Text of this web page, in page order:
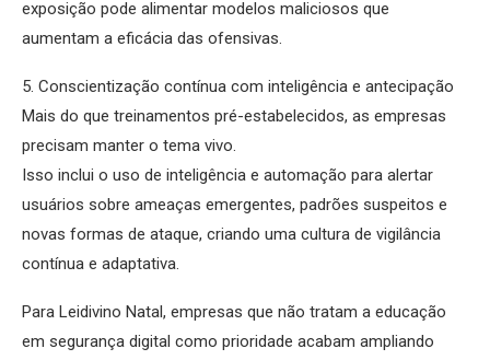
exposição pode alimentar modelos maliciosos que
aumentam a eficácia das ofensivas.
5. Conscientização contínua com inteligência e antecipação
Mais do que treinamentos pré-estabelecidos, as empresas
precisam manter o tema vivo.
Isso inclui o uso de inteligência e automação para alertar
usuários sobre ameaças emergentes, padrões suspeitos e
novas formas de ataque, criando uma cultura de vigilância
contínua e adaptativa.
Para Leidivino Natal, empresas que não tratam a educação
em segurança digital como prioridade acabam ampliando